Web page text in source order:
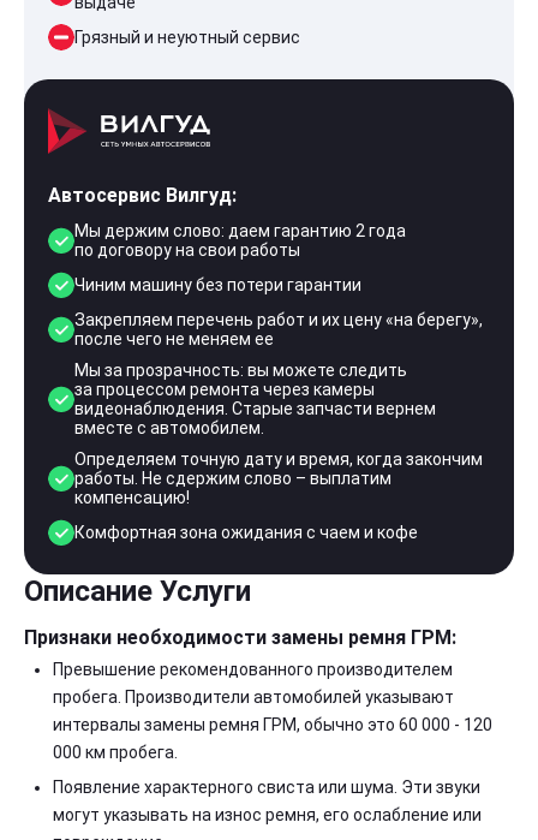
Грязный и неуютный сервис
Автосервис Вилгуд:
Мы держим слово: даем гарантию 2 года
по договору на свои работы
Чиним машину без потери гарантии
Закрепляем перечень работ и их цену «на берегу»,
после чего не меняем ее
Мы за прозрачность: вы можете следить
за процессом ремонта через камеры
видеонаблюдения. Старые запчасти вернем
вместе с автомобилем.
Определяем точную дату и время, когда закончим
работы. Не сдержим слово – выплатим
компенсацию!
Комфортная зона ожидания с чаем и кофе
Описание Услуги
Признаки необходимости замены ремня ГРМ:
Превышение рекомендованного производителем
пробега. Производители автомобилей указывают
интервалы замены ремня ГРМ, обычно это 60 000 - 120
000 км пробега.
Появление характерного свиста или шума. Эти звуки
могут указывать на износ ремня, его ослабление или